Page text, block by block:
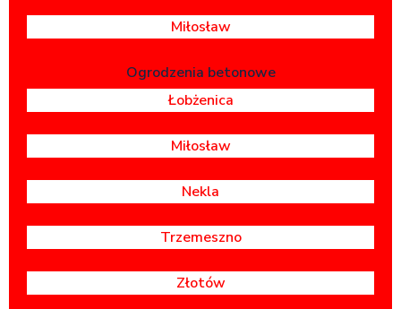
Miłosław
Ogrodzenia betonowe
Łobżenica
Miłosław
Nekla
Trzemeszno
Złotów